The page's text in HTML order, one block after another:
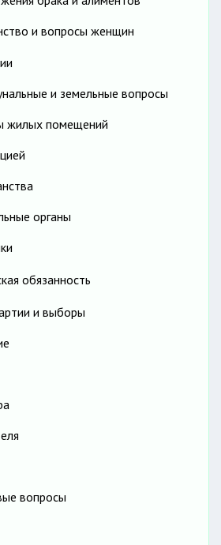
и вопросы женщин
и земельные вопросы
жилых помещений
органы
обязанность
и выборы
вопросы